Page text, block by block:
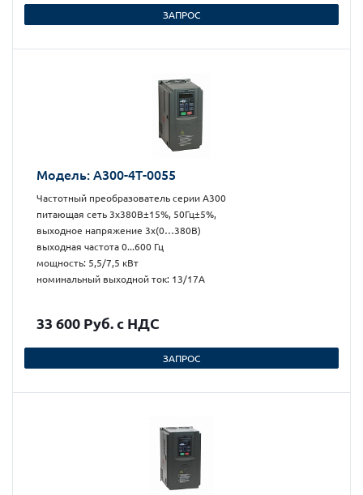
ЗАПРОС
Модель: А300-4Т-0055
Частотный преобразователь серии А300
питающая сеть 3х380В±15%, 50Гц±5%,
выходное напряжение 3х(0…380В)
выходная частота 0...600 Гц
мощность: 5,5/7,5 кВт
номинальный выходной ток: 13/17А
33 600 Руб. с НДС
ЗАПРОС